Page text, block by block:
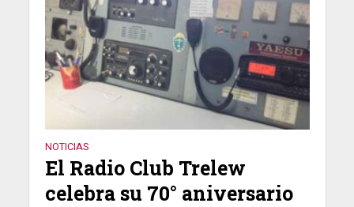
NOTICIAS
El Radio Club Trelew
celebra su 70° aniversario